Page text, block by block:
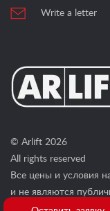
© Arlift 2026
All rights reserved
Write a letter
Все цены и условия
и не являются